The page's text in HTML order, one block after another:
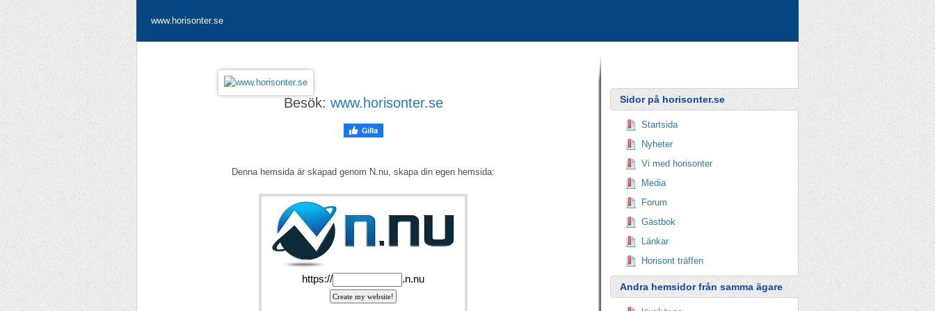
www.horisonter.se
Besök: www.horisonter.se
Denna hemsida är skapad genom N.nu, skapa din egen hemsida:
Sidor på horisonter.se
Startsida
Nyheter
Vi med horisonter
Media
Forum
Gästbok
Länkar
Horisont träffen
Andra hemsidor från samma ägare